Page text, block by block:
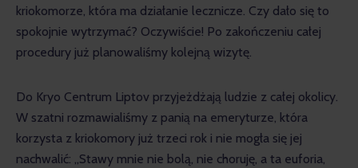
kriokomorze, która ma działanie lecznicze. Czy dało się to
spokojnie wytrzymać? Oczywiście! Po zakończeniu całej
procedury już planowaliśmy kolejną wizytę.
Do Kryo Centrum Liptov przyjeżdżają ludzie z całej okolicy.
W szatni rozmawialiśmy z panią na emeryturze, która
korzysta z kriokomory już trzeci rok i nie mogła się jej
nachwalić: „Stawy mnie nie bolą, nie choruję, a ta euforia,